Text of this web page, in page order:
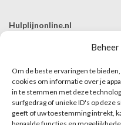
Om de beste ervaringen te
cookies om informatie over je
in te stemmen met deze
surfgedrag of unieke ID's op
geeft of uw toestemming intrekt,
Hulplijnonline.nl
E | info@hulplijnonline.nl
Contactformulier
Over Hulplijnonline.nl
Het team van Hulplijnonline.nl